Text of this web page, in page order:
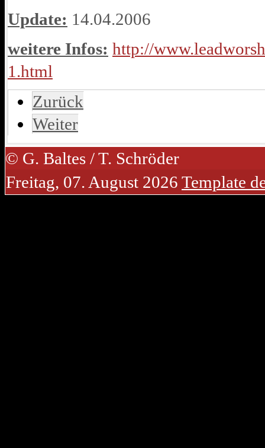
Update: 14.04.2006
weitere Infos: http://
1.html
Zurück
Weiter
© G. Baltes / T. Schröder
Freitag, 07. August 2026 Template